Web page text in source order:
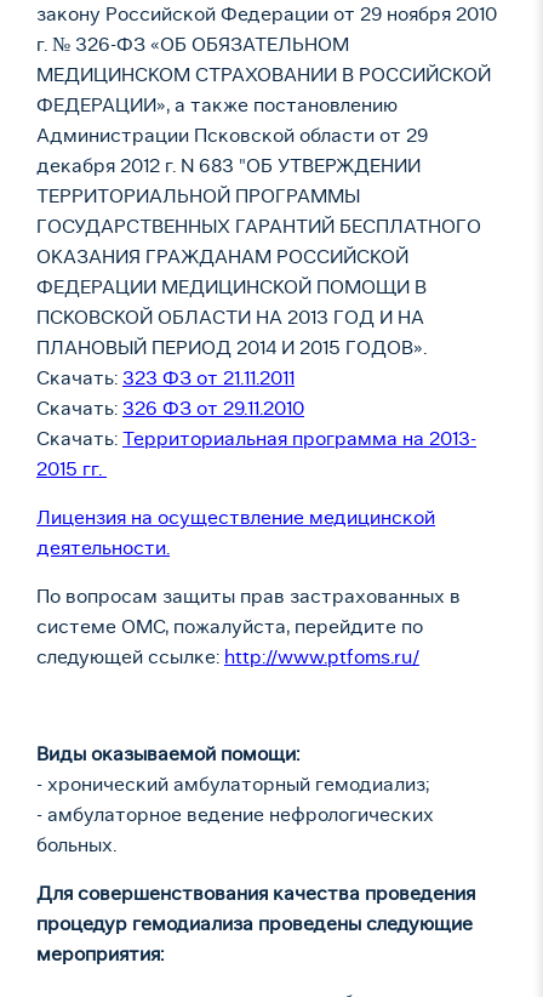
закону Российской Федерации от 29 ноября 2010
г. № 326-ФЗ «ОБ ОБЯЗАТЕЛЬНОМ
МЕДИЦИНСКОМ СТРАХОВАНИИ В РОССИЙСКОЙ
ФЕДЕРАЦИИ», а также постановлению
Администрации Псковской области от 29
декабря 2012 г. N 683 "ОБ УТВЕРЖДЕНИИ
ТЕРРИТОРИАЛЬНОЙ ПРОГРАММЫ
ГОСУДАРСТВЕННЫХ ГАРАНТИЙ БЕСПЛАТНОГО
ОКАЗАНИЯ ГРАЖДАНАМ РОССИЙСКОЙ
ФЕДЕРАЦИИ МЕДИЦИНСКОЙ ПОМОЩИ В
ПСКОВСКОЙ ОБЛАСТИ НА 2013 ГОД И НА
ПЛАНОВЫЙ ПЕРИОД 2014 И 2015 ГОДОВ».
Скачать: 323 ФЗ от 21.11.2011
Скачать: 326 ФЗ от 29.11.2010
Скачать: Территориальная программа на 2013-
2015 гг.
Лицензия на осуществление медицинской
деятельности.
По вопросам защиты прав застрахованных в
системе ОМС, пожалуйста, перейдите по
следующей ссылке: http://www.ptfoms.ru/
Виды оказываемой помощи:
- хронический амбулаторный гемодиализ;
- амбулаторное ведение нефрологических
больных.
Для совершенствования качества проведения
процедур гемодиализа проведены следующие
мероприятия: